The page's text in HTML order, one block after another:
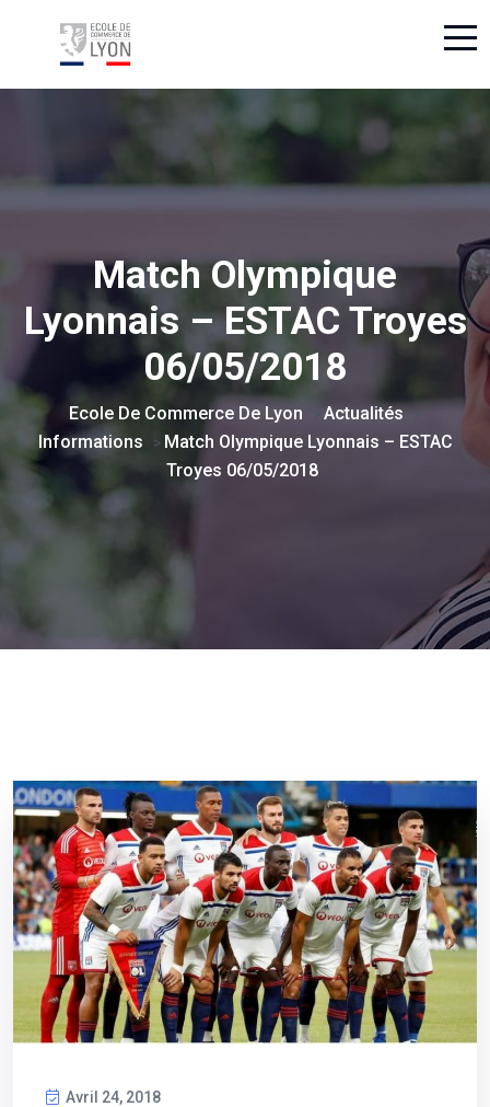
Match Olympique
Lyonnais – ESTAC Troyes
06/05/2018
Ecole De Commerce De Lyon Actualités
Informations > Match Olympique Lyonnais – ESTAC
Troyes 06/05/2018
Avril 24, 2018